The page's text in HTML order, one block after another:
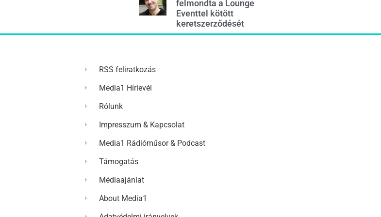
felmondta a Lounge
Eventtel kötött
keretszerződését
RSS feliratkozás
Media1 Hírlevél
Rólunk
Impresszum & Kapcsolat
Media1 Rádióműsor & Podcast
Támogatás
Médiaajánlat
About Media1